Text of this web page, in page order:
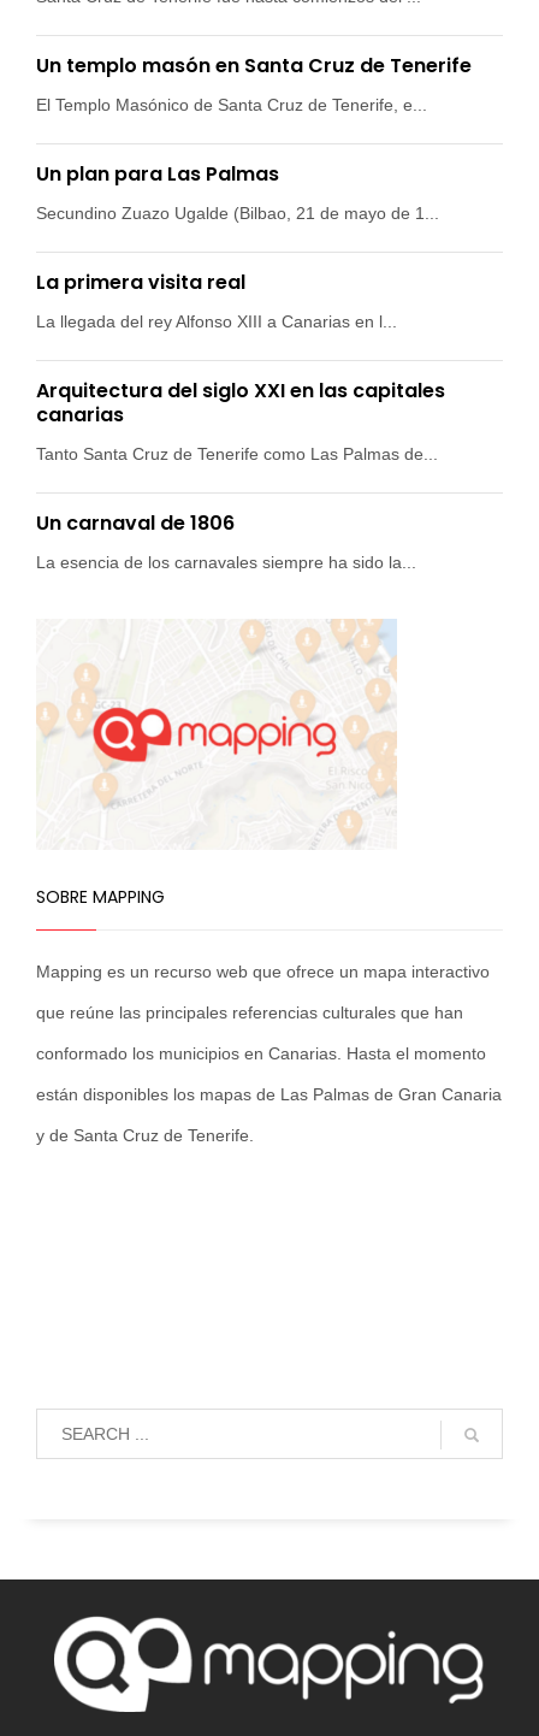
Un templo masón en Santa Cruz de Tenerife
El Templo Masónico de Santa Cruz de Tenerife, e...
Un plan para Las Palmas
Secundino Zuazo Ugalde (Bilbao, 21 de mayo de 1...
La primera visita real
La llegada del rey Alfonso XIII a Canarias en l...
Arquitectura del siglo XXI en las capitales
canarias
Tanto Santa Cruz de Tenerife como Las Palmas de...
Un carnaval de 1806
La esencia de los carnavales siempre ha sido la...
SOBRE MAPPING
Mapping es un recurso web que ofrece un mapa interactivo
que reúne las principales referencias culturales que han
conformado los municipios en Canarias. Hasta el momento
están disponibles los mapas de Las Palmas de Gran Canaria
y de Santa Cruz de Tenerife.